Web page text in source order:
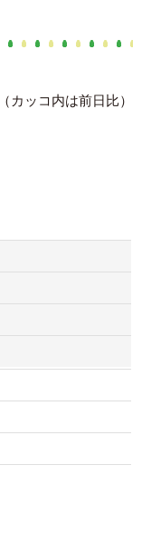
（カッコ内は前日比）